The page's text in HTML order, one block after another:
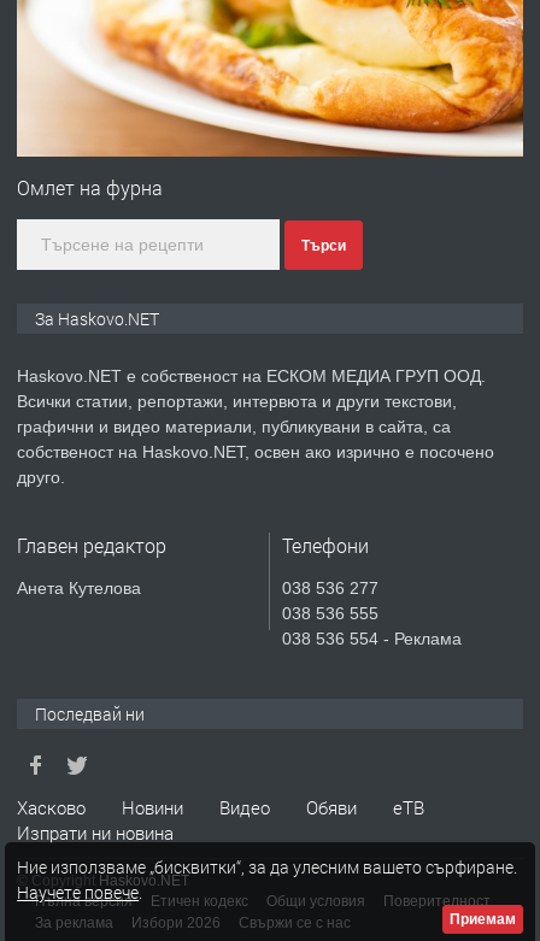
преди 5 дни
№4120 Магазин/Офис под наем в кв.
преди 5 дни
ПРЕДЛАГА
Продавам парцел в гр. Хасково кв.
СГЛОБЯВАНЕ НА МЕБЕЛИ.
апартамент под наем в кв.
Училищни, гр. Хасково.
преди 6 дни
Омлет на фурна
Търси
За Haskovo.NET
Haskovo.NET е собственост на ЕСКОМ МЕДИА ГРУП ООД.
Всички статии, репортажи, интервюта и други текстови,
графични и видео материали, публикувани в сайта, са
собственост на Haskovo.NET, освен ако изрично е посочено
друго.
Главен редактор
Анета Кутелова
Телефони
038 536 277
038 536 555
038 536 554 - Реклама
Последвай ни
Хасково Новини Видео Обяви
еТВ
Изпрати ни новина
© Copyright Haskovo.NET
Пълна версия
Етичен кодекс Общи условия
Поверителност
За реклама
Избори 2026 Свържи се с нас
Ние използваме „бисквитки“, за да улесним вашето сърфиране.
Научете повече.
Приемам